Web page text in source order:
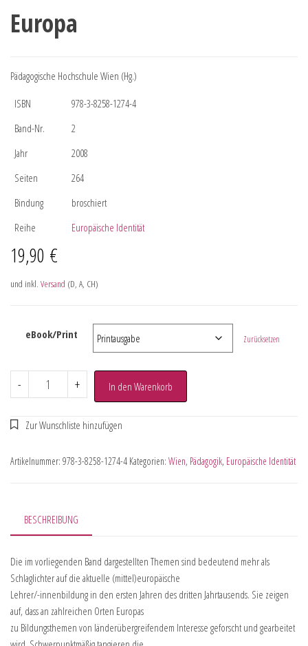
Europa
Pädagogische Hochschule Wien (Hg.)
ISBN
978-3-8258-1274-4
Band-Nr.
2
Jahr
2008
Seiten
264
Bindung
broschiert
Reihe
Europäische Identität
19,90 €
und inkl. Versand (D, A, CH)
eBook/Print Zurücksetzen
- + In den Warenkorb
Artikelnummer: 978-3-8258-1274-4 Kategorien: Wien, Pädagogik, Europäische Identität
BESCHREIBUNG
Die im vorliegenden Band dargestellten Themen sind bedeutend mehr als
Schlaglichter auf die aktuelle (mittel)europäische
Lehrer/-innenbildung in den ersten Jahren des dritten Jahrtausends. Sie zeigen
auf, dass an zahlreichen Orten Europas
zu Bildungsthemen von länderübergreifendem Interesse geforscht und gearbeitet